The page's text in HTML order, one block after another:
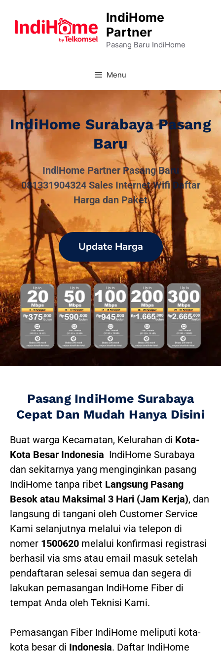
IndiHome
Partner
Pasang Baru IndiHome
Menu
IndiHome Surabaya Pasang
Baru
IndiHome Partner Pasang Baru
081331904324 Sales Internet Wifi Daftar
Harga dan Paket
Update Harga
Pasang IndiHome Surabaya
Cepat Dan Mudah Hanya Disini
Buat warga Kecamatan, Kelurahan di Kota-
Kota Besar Indonesia IndiHome Surabaya
dan sekitarnya yang menginginkan pasang
IndiHome tanpa ribet Langsung Pasang
Besok atau Maksimal 3 Hari (Jam Kerja), dan
langsung di tangani oleh Customer Service
Kami selanjutnya melalui via telepon di
nomer 1500620 melalui konfirmasi registrasi
berhasil via sms atau email masuk setelah
pendaftaran selesai semua dan segera di
lakukan pemasangan IndiHome Fiber di
tempat Anda oleh Teknisi Kami.
Pemasangan Fiber IndiHome meliputi kota-
kota besar di Indonesia. Daftar IndiHome